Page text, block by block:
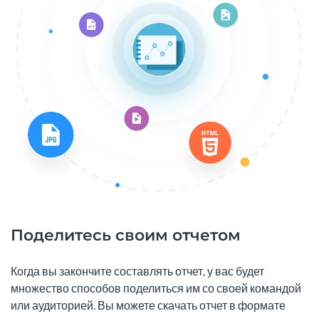
Поделитесь своим отчетом
Когда вы закончите составлять отчет, у вас будет
множество способов поделиться им со своей командой
или аудиторией. Вы можете скачать отчет в формате